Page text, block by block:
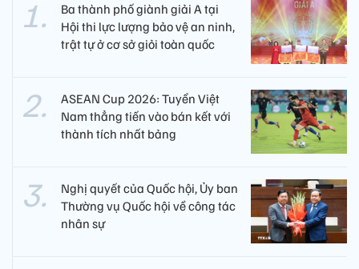
Ba thành phố giành giải A tại
Hội thi lực lượng bảo vệ an ninh,
trật tự ở cơ sở giỏi toàn quốc
ASEAN Cup 2026: Tuyển Việt
Nam thẳng tiến vào bán kết với
thành tích nhất bảng
Nghị quyết của Quốc hội, Ủy ban
Thường vụ Quốc hội về công tác
nhân sự